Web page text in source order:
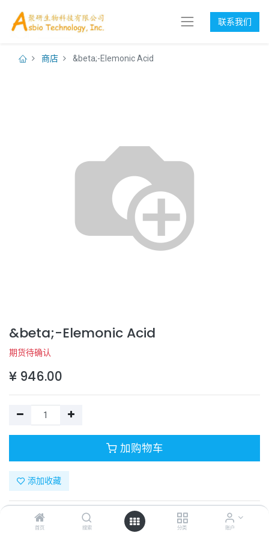
首页 搜索 分类 账户
联系我们
商店 &beta;-Elemonic Acid
&beta;-Elemonic Acid
期货待确认
¥ 946.00
加购物车
添加收藏
目录号：332-10958-1
计量单位：